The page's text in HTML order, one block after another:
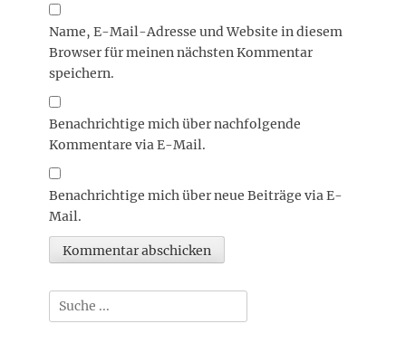
Name, E-Mail-Adresse und Website in diesem
Browser für meinen nächsten Kommentar
speichern.
Benachrichtige mich über nachfolgende
Kommentare via E-Mail.
Benachrichtige mich über neue Beiträge via E-
Mail.
Suchen
nach: